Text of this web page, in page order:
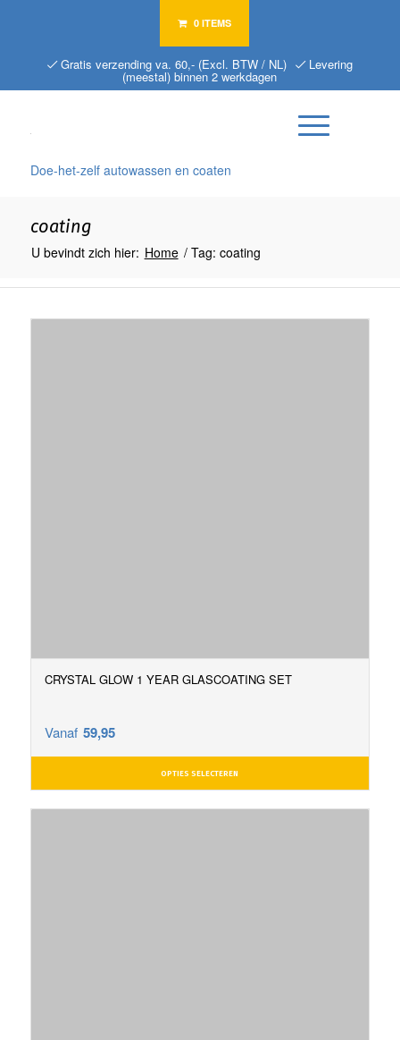
0 ITEMS
Gratis verzending va. 60,- (Excl. BTW / NL) Levering
(meestal) binnen 2 werkdagen
Doe-het-zelf autowassen en coaten
coating
U bevindt zich hier: Home / Tag: coating
CRYSTAL GLOW 1 YEAR GLASCOATING SET
Vanaf 59,95
OPTIES SELECTEREN